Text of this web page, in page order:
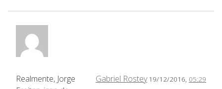
Gabriel Rostey 19/12/2016, 05:29
Realmente, Jorge